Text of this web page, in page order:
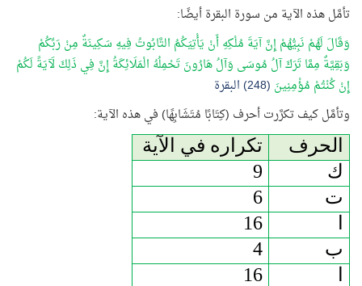
تأمَّل هذه الآية من سورة البقرة أيضًا:
وَقَالَ لَهُمْ نَبِيُّهُمْ إِنَّ آيَةَ مُلْكِهِ أَنْ يَأْتِيَكُمُ التَّابُوتُ فِيهِ سَكِينَةٌ مِنْ رَبِّكُمْ
وَبَقِيَّةٌ مِمَّا تَرَكَ آلُ مُوسَى وَآلُ هَارُونَ تَحْمِلُهُ الْمَلَائِكَةُ إِنَّ فِي ذَلِكَ لَآيَةً لَكُمْ
إِنْ كُنْتُمْ مُؤْمِنِينَ (248) البقرة
وتأمَّل كيف تكرَّرت أحرف (كِتَابًا مُتَشَابِهًا) في هذه الآية:
الحرف
تكراره في الآية
ك
9
ت
6
16
ب
4
16